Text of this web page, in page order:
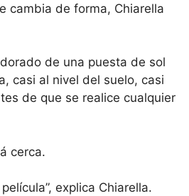
cambia de forma, Chiarella
de una puesta de sol
casi al nivel del suelo, casi
de que se realice cualquier
cerca.
explica Chiarella.